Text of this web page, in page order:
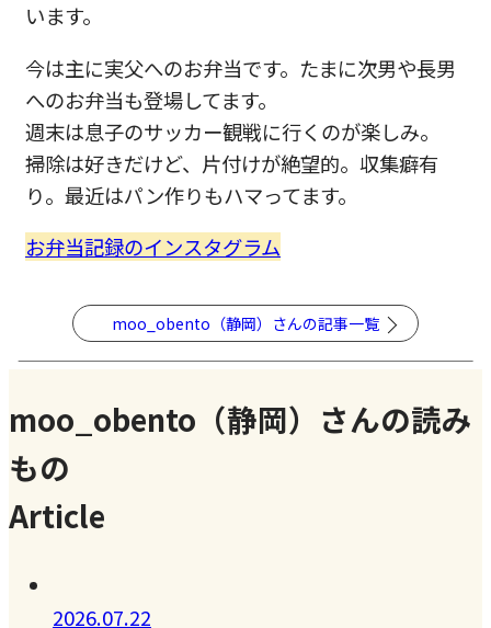
います。
今は主に実父へのお弁当です。たまに次男や長男
へのお弁当も登場してます。
週末は息子のサッカー観戦に行くのが楽しみ。
掃除は好きだけど、片付けが絶望的。収集癖有
り。最近はパン作りもハマってます。
お弁当記録のインスタグラム
moo_obento（静岡）さんの記事一覧
moo_obento（静岡）さんの読み
もの
Article
2026.07.22